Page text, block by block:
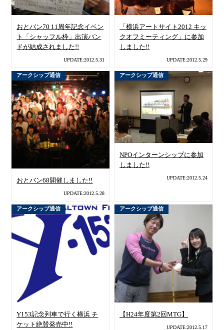
おとバン70 11周年記念イベン
ト「シャッフル枠」出演バン
ドが結成されました!!
UPDATE:2012.5.31
「横浜アートサイト2012 キッ
クオフミーティング」に参加
しました!!
UPDATE:2012.5.29
アークシップ通信
おとバン68開催しました!!
UPDATE:2012.5.28
アークシップ通信
NPOインターンシップに参加
しました!!
UPDATE:2012.5.24
アークシップ通信
Y153記念列車で行く横浜 チ
ケット絶賛発売中!!
アークシップ通信
【H24年度第2回MTG】
UPDATE:2012.5.17